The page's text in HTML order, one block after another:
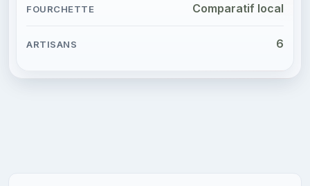
Comparatif local
6